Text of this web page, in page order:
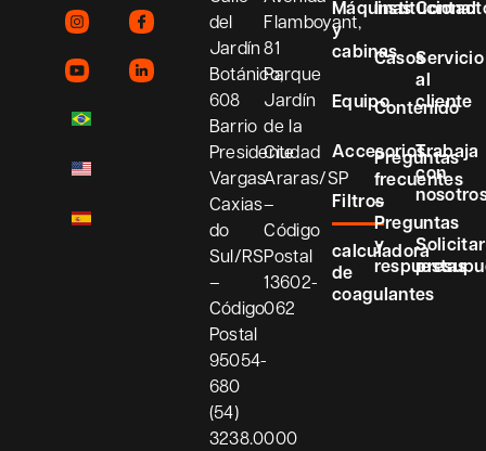
del
Jardín
Botánico,
608
Barrio
Presidente
Vargas
Caxias
do
Sul/RS
–
Código
Postal
95054-
680
(54)
3238.0000
Flamboyant,
81
Parque
Jardín
de la
Ciudad
Araras/SP
–
Código
Postal
13602-
062
Máquinas
y
cabinas
Equipo
Accesorios
Filtros
calculadora
de
coagulantes
Institucional
Casos
Contenido
Preguntas
frecuentes
–
Preguntas
y
respuestas
Servicio
al
cliente
Trabaja
con
Solicitar